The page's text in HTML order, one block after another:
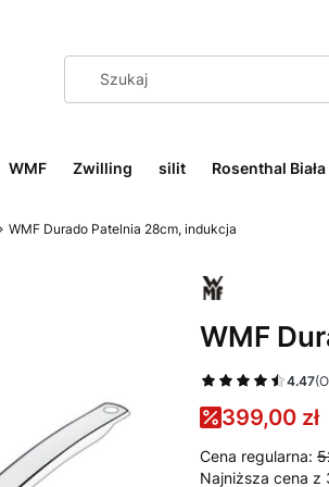
WMF Zwilling silit Rosenthal
WMF Durado Patelnia 28cm, indukcja
WMF
4.47
399,00 zł
Cena regularna:
Najniższa cena